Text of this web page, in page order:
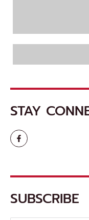
STAY
F
a
c
o
f
SUBSCRIBE